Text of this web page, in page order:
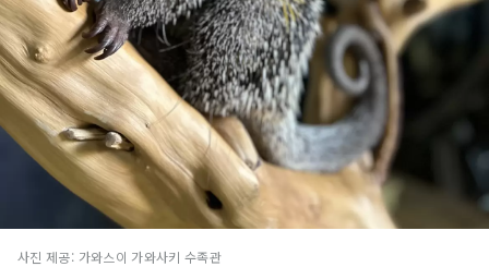
사진 제공: 가와스이 가와사키 수족관